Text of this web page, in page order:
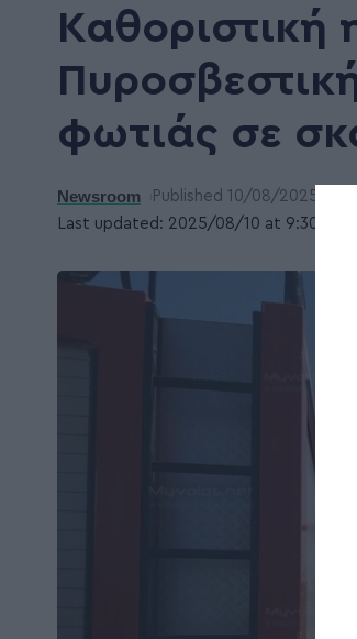
φωτιάς σε
Last updated: 2025/08/10 at 9:30 ΜΜ
Newsroom Published 10/08/2025